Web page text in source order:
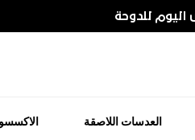
للدوحة
العدسات اللاصقة